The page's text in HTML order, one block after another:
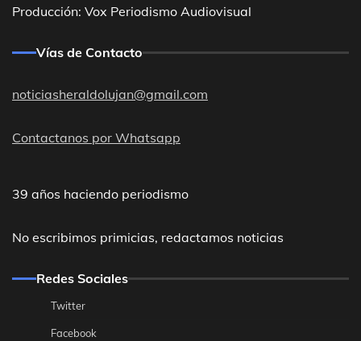
Producción: Vox Periodismo Audiovisual
Vías de Contacto
noticiasheraldolujan@gmail.com
Contactanos por Whatsapp
39 años haciendo periodismo
No escribimos primicias, redactamos noticias
Redes Sociales
Twitter
Facebook